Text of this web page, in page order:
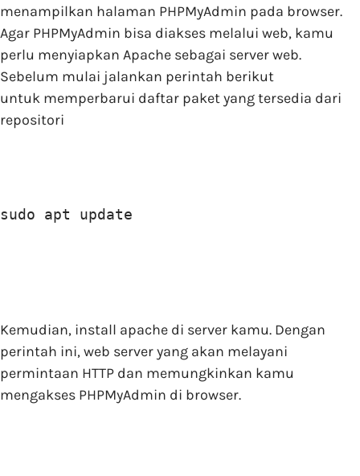
menampilkan halaman PHPMyAdmin pada browser.
Agar PHPMyAdmin bisa diakses melalui web, kamu
perlu menyiapkan Apache sebagai server web.
Sebelum mulai jalankan perintah berikut
untuk memperbarui daftar paket yang tersedia dari
repositori
sudo apt update
Kemudian, install apache di server kamu. Dengan
perintah ini, web server yang akan melayani
permintaan HTTP dan memungkinkan kamu
mengakses PHPMyAdmin di browser.